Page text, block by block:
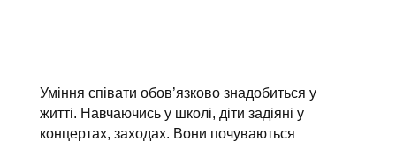
Уміння співати обов’язково знадобиться у
житті. Навчаючись у школі, діти задіяні у
концертах, заходах. Вони почуваються